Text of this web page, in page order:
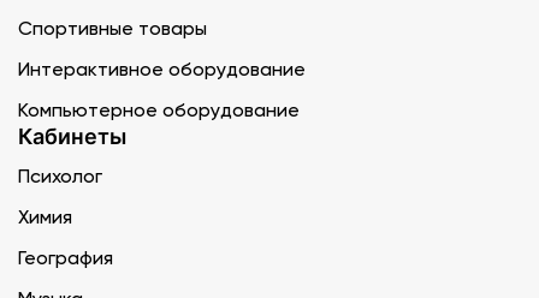
Спортивные товары
Интерактивное оборудование
Компьютерное оборудование
Кабинеты
Психолог
Химия
География